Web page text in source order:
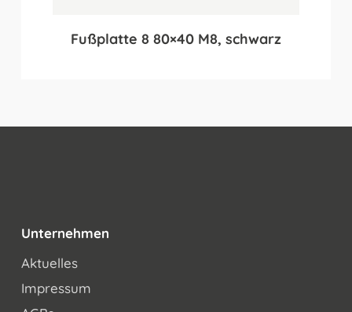
Fußplatte 8 80×40 M8, schwarz
Unternehmen
Aktuelles
Impressum